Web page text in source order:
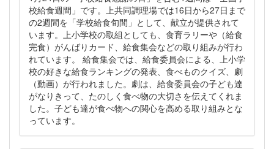
校給食週間」です。上共同調理場では16日から27日まで
の2週間を「学校給食旬間」として、献立が提供されて
います。上小学校の取組としても、食育ラリーや（給食
完食）がんばりカード、給食集会などの取り組みが行わ
れています。 給食集会では、給食委員会による、上小学
校の好きな給食ランキングの発表、食べものクイズ、劇
（動画）が行われました。劇は、給食委員会の子ども達
がなりきって、たのしく食べ物の大切さを伝えてくれま
した。子ども達が食べ物への関心を高める取り組みとな
っています。